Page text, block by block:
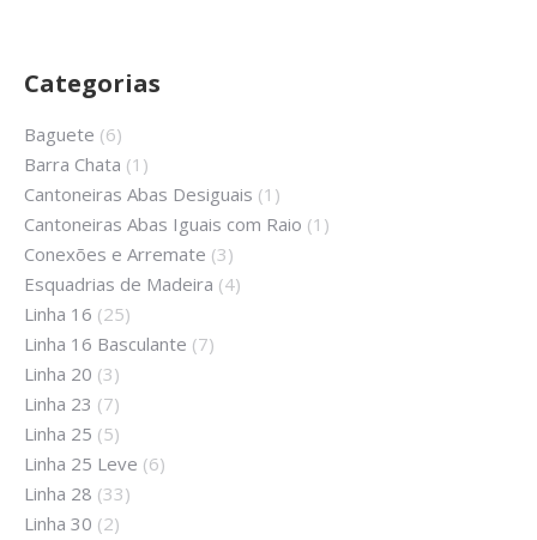
Categorias
Baguete (6)
Barra Chata (1)
Cantoneiras Abas Desiguais (1)
Cantoneiras Abas Iguais com Raio (1)
Conexões e Arremate (3)
Esquadrias de Madeira (4)
Linha 16 (25)
Linha 16 Basculante (7)
Linha 20 (3)
Linha 23 (7)
Linha 25 (5)
Linha 25 Leve (6)
Linha 28 (33)
Linha 30 (2)